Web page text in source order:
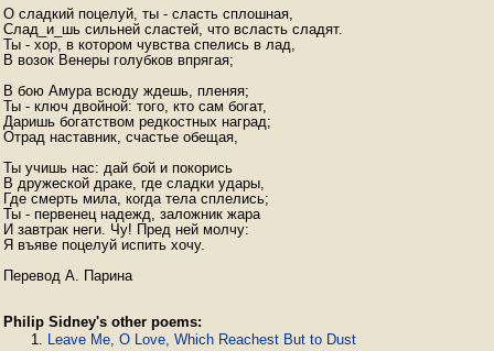
О сладкий поцелуй, ты - сласть сплошная,
Слад_и_шь сильней сластей, что всласть сладят.
Ты - хор, в котором чувства спелись в лад,
В возок Венеры голубков впрягая;
В бою Амура всюду ждешь, пленяя;
Ты - ключ двойной: того, кто сам богат,
Даришь богатством редкостных наград;
Отрад наставник, счастье обещая,
Ты учишь нас: дай бой и покорись
В дружеской драке, где сладки удары,
Где смерть мила, когда тела сплелись;
Ты - первенец надежд, заложник жара
И завтрак неги. Чу! Пред ней молчу:
Я въяве поцелуй испить хочу.
Перевод А. Парина
Philip Sidney's other poems:
Leave Me, O Love, Which Reachest But to Dust